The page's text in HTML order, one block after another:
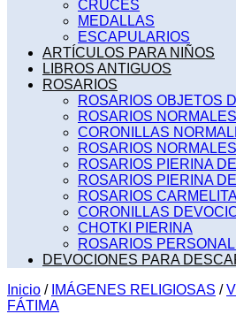
CRUCES
MEDALLAS
ESCAPULARIOS
ARTÍCULOS PARA NIÑOS
LIBROS ANTIGUOS
ROSARIOS
ROSARIOS OBJETOS
ROSARIOS
CORONILLAS
ROSARIOS
ROSARIOS PIERINA
ROSARIOS PIERINA
ROSARIOS
CORONILLAS
CHOTKI PIERINA
ROSARIOS
DEVOCIONES PARA
Inicio / IMÁGENES RELIGIOSAS /
FÁTIMA